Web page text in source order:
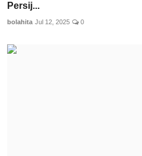
Persij...
bolahita Jul 12, 2025 0